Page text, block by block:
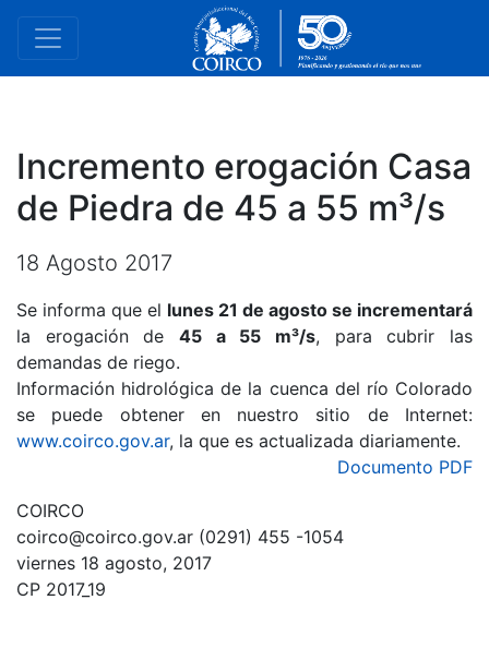
Incremento erogación Casa
de Piedra de 45 a 55 m³/s
18 Agosto 2017
Se informa que el lunes 21 de agosto se incrementará
la erogación de 45 a 55 m³/s, para cubrir las
demandas de riego.
Información hidrológica de la cuenca del río Colorado
se puede obtener en nuestro sitio de Internet:
www.coirco.gov.ar, la que es actualizada diariamente.
Documento PDF
COIRCO
coirco@coirco.gov.ar (0291) 455 -1054
viernes 18 agosto, 2017
CP 2017_19